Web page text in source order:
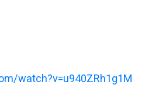
watch?v=u940ZRh1g1M